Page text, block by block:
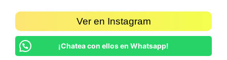
Ver en Instagram
¡Chatea con ellos en Whatsapp!